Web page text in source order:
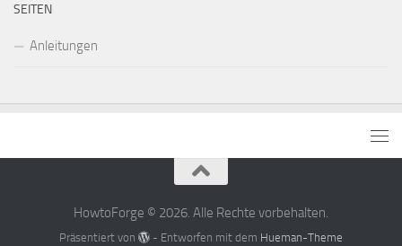
SEITEN
Anleitungen
HowtoForge © 2026. Alle Rechte vorbehalten.
Präsentiert von - Entworfen mit dem Hueman-Theme